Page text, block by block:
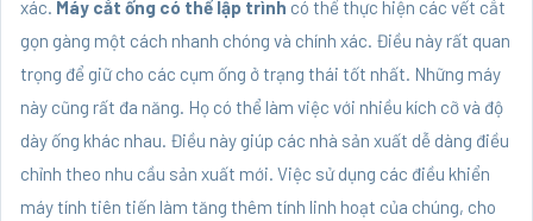
xác. Máy cắt ống có thể lập trình có thể thực hiện các vết cắt
gọn gàng một cách nhanh chóng và chính xác. Điều này rất quan
trọng để giữ cho các cụm ống ở trạng thái tốt nhất. Những máy
này cũng rất đa năng. Họ có thể làm việc với nhiều kích cỡ và độ
dày ống khác nhau. Điều này giúp các nhà sản xuất dễ dàng điều
chỉnh theo nhu cầu sản xuất mới. Việc sử dụng các điều khiển
máy tính tiên tiến làm tăng thêm tính linh hoạt của chúng, cho